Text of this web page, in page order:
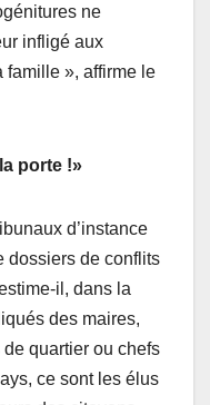
ne
infligé aux
famille », affirme le
porte !»
d’instance
dossiers de conflits
il, dans la
des maires,
quartier ou chefs
ce sont les élus